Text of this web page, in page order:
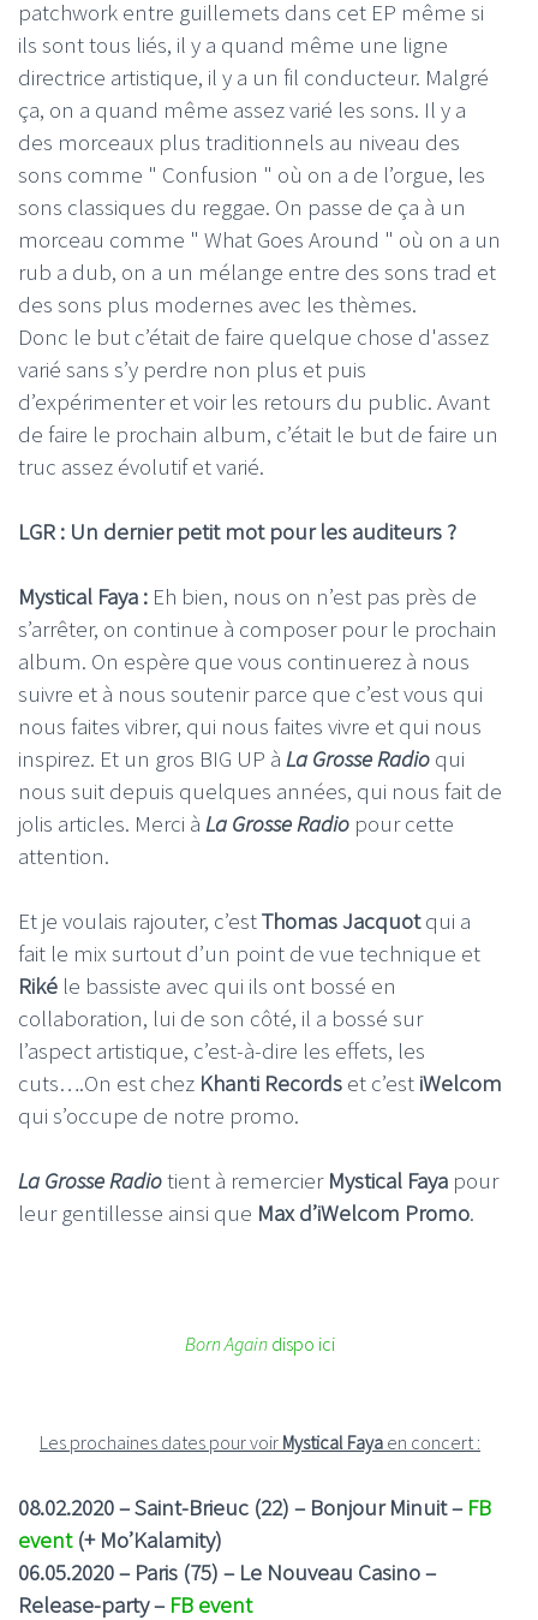
patchwork entre guillemets dans cet EP même si
ils sont tous liés, il y a quand même une ligne
directrice artistique, il y a un fil conducteur. Malgré
ça, on a quand même assez varié les sons. Il y a
des morceaux plus traditionnels au niveau des
sons comme " Confusion " où on a de l’orgue, les
sons classiques du reggae. On passe de ça à un
morceau comme " What Goes Around " où on a un
rub a dub, on a un mélange entre des sons trad et
des sons plus modernes avec les thèmes.
Donc le but c’était de faire quelque chose d'assez
varié sans s’y perdre non plus et puis
d’expérimenter et voir les retours du public. Avant
de faire le prochain album, c’était le but de faire un
truc assez évolutif et varié.
LGR : Un dernier petit mot pour les auditeurs ?
Mystical Faya : Eh bien, nous on n’est pas près de
s’arrêter, on continue à composer pour le prochain
album. On espère que vous continuerez à nous
suivre et à nous soutenir parce que c’est vous qui
nous faites vibrer, qui nous faites vivre et qui nous
inspirez. Et un gros BIG UP à La Grosse Radio qui
nous suit depuis quelques années, qui nous fait de
jolis articles. Merci à La Grosse Radio pour cette
attention.
Et je voulais rajouter, c’estThomas Jacquotqui a
fait le mix surtout d’un point de vue technique et
Riké le bassiste avec qui ils ont bossé en
collaboration, lui de son côté, il a bossé sur
l’aspect artistique, c’est-à-dire les effets, les
cuts….On est chez Khanti Records et c’est iWelcom
qui s’occupe de notre promo.
La Grosse Radiotient à remercier Mystical Faya pour
leur gentillesse ainsi que Max d’iWelcom Promo.
Born Again dispo ici
Les prochaines dates pour voir Mystical Faya en concert :
08.02.2020 – Saint-Brieuc (22) – Bonjour Minuit– FB
event(+ Mo’Kalamity)
06.05.2020 – Paris (75) – Le Nouveau Casino–
Release-party – FB event